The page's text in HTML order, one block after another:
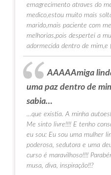
emagrecimento atraves do
medico,estou muito mais
marido,mais paciente com
melhorias,pois despertei a
adormecida dentro de mim,e
AAAAAmiga
uma paz dentro de
sabia…
…que existia. A minha
Me sinto livre!!!! E tenho
eu sou: Eu sou uma mulher
poderosa, sedutora e uma
curso é maravilhoso!!!!
musa, diva, inspiração!!?